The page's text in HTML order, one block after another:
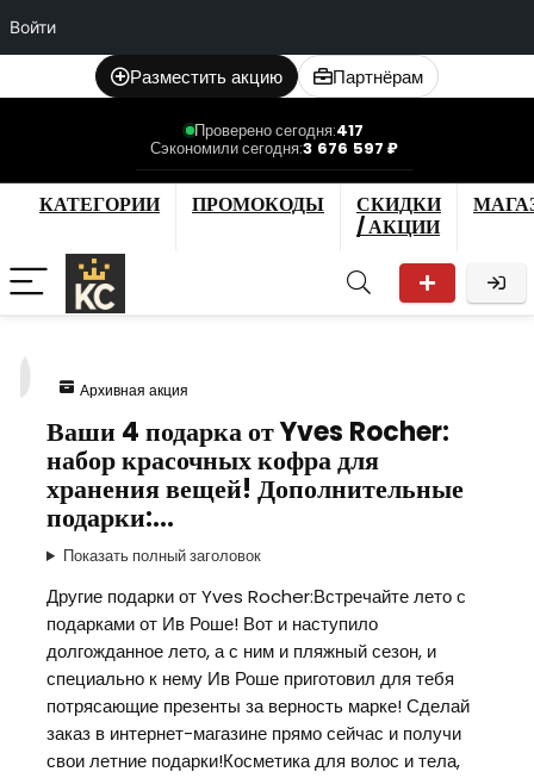
Войти
Разместить акцию Партнёрам
Проверено сегодня:417
Сэкономили сегодня:3 676 597 ₽
КАТЕГОРИИ ПРОМОКОДЫ
СКИДКИ
/ АКЦИИ
Архивная акция
Ваши 4 подарка от Yves Rocher:
набор красочных кофра для
хранения вещей! Дополнительные
подарки:…
Показать полный заголовок
Другие подарки от Yves Rocher:Встречайте лето с
подарками от Ив Роше! Вот и наступило
долгожданное лето, а с ним и пляжный сезон, и
специально к нему Ив Роше приготовил для тебя
потрясающие презенты за верность марке! Сделай
заказ в интернет-магазине прямо сейчас и получи
свои летние подарки!Косметика для волос и тела,